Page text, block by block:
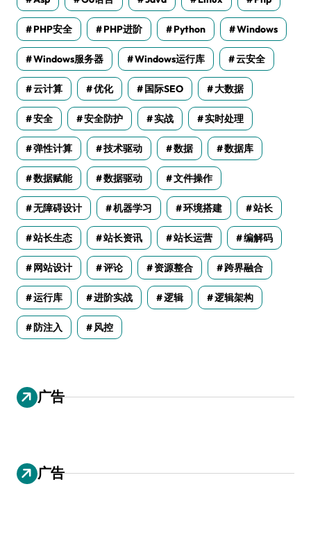
PHP安全 PHP进阶 Python Windows
Windows服务器 Windows运行库 云安全
云计算 优化 国际SEO 大数据
安全 安全防护 实战 实时处理
弹性计算 技术驱动 数据 数据库
数据赋能 数据驱动 文件操作
无障碍设计 机器学习 环境搭建 站长
站长生态 站长资讯 站长运营 编解码
网站设计 评论 资源整合 跨界融合
运行库 进阶实战 逻辑 逻辑架构
防注入 风控
广告
广告